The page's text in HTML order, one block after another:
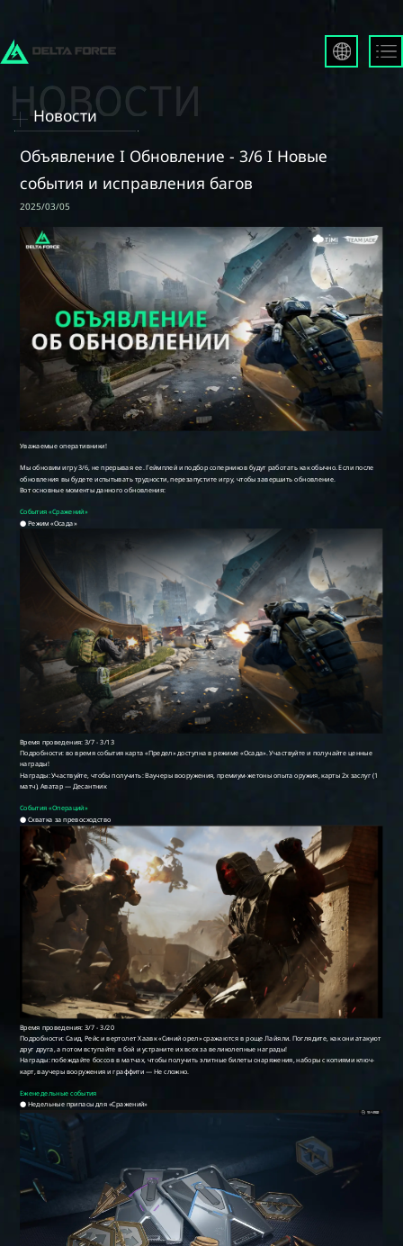
Português
한국어
日本語
Türkçe
Новости
Объявление I Обновление - 3/6 I Новые
события и исправления багов
2025/03/05